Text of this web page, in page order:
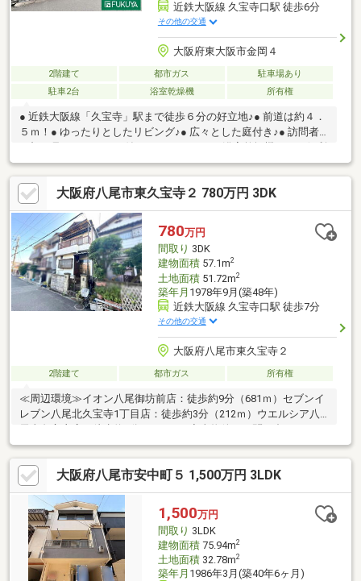
近鉄大阪線 久宝寺口駅 徒歩6分
その他の交通
大阪府東大阪市金岡４
2階建て 都市ガス
駐車場あり
駐車2台
浴室乾燥機 所有権
● 近鉄大阪線「久宝寺」駅まで徒歩６分の好立地♪● 前道は約４．
５ｍ！● ゆったりとしたリビング♪● 広々とした庭付き♪● 訪問者
な設備有り♪━━━━━ 周辺環境 ━━━━━● コノミヤ大蓮東
店：徒歩4分● セブンイレブン 東大阪金岡４丁目店：徒歩3分● 岡
本内科医院：徒歩10分周辺環境含め、スタッフがご案内いたしま
す。ご連絡心よりお待ちしております♪＊+
大阪府八尾市東久宝寺２ 780万円 3DK
780万円
間取り 3DK
建物面積57.1m2
土地面積51.72m2
築年月 1978年9月(築48年)
近鉄大阪線 久宝寺口駅 徒歩7分
その他の交通
大阪府八尾市東久宝寺２
2階建て 都市ガス 所有権
≪周辺環境≫イオン八尾御坊前店：徒歩約9分（681ｍ）セブンイ
レブン八尾北久宝寺1丁目店：徒歩約3分（212ｍ）ウエルシア八
FUKUYA八尾店までお願い致します◆ＦＵＫＵＹＡ八尾店はアリ
オ南東側フコク生命ビルの１階です。お電話、メール、ご来店随
時受付中です。ネット未掲載物件やこれから売り出し予定の情報
も豊富にございますので、まずはご希望条件をお聞かせくださ
い。お気軽にご来店お待ちしております。
大阪府八尾市安中町５ 1,500万円 3LDK
1,500万円
間取り 3LDK
建物面積75.94m2
土地面積32.78m2
築年月 1986年3月(築40年6ヶ月)